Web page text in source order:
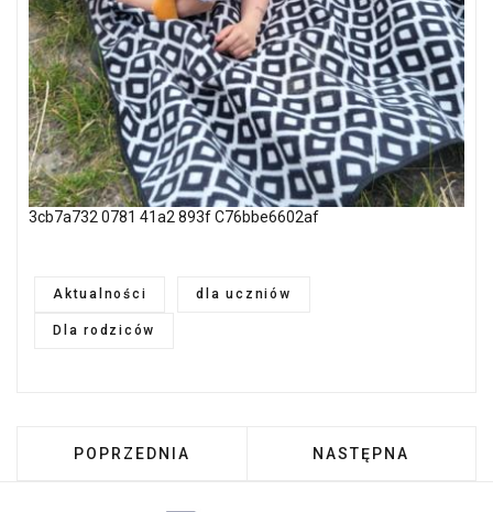
3cb7a732 0781 41a2 893f C76bbe6602af
Aktualności dla uczniów
Dla rodziców
POPRZEDNIA STRONA: UCZNIOWIE KLASY II
POPRZEDNIA NASTĘPNA
NASTĘPNA